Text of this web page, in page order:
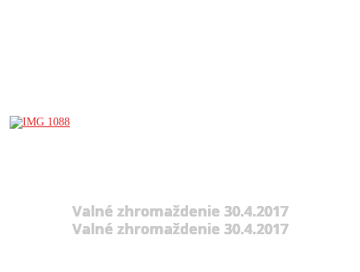
Valné zhromaždenie 30.4.2017
Valné zhromaždenie 30.4.2017